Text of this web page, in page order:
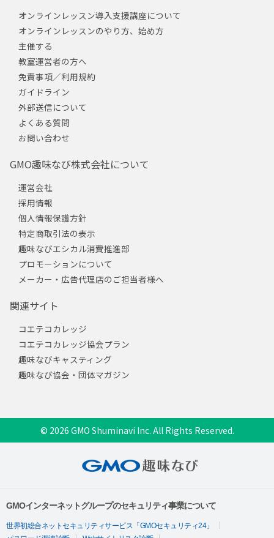
オンラインレッスン導入支援講座について
オンラインレッスンのやり方、始め方
主催する
教室運営者の方へ
免責事項／利用規約
ガイドライン
外部送信について
よくある質問
お問い合わせ
GMO趣味なび株式会社について
運営会社
採用情報
個人情報保護方針
特定商取引法の表示
趣味なびエシカル消費推進部
プロモーションについて
メーカー・広告代理店のご担当者様へ
関連サイト
コエテコカレッジ
コエテコカレッジ協会プラン
趣味なびキャスティング
趣味なび協会・団体マガジン
© 2026 GMO Shuminavi Inc. All Rights Reserved.